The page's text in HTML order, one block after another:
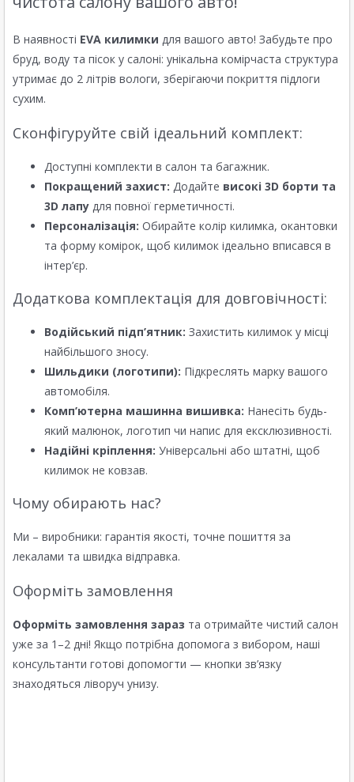
В наявності EVA килимки для вашого авто! Забудьте про
бруд, воду та пісок у салоні: унікальна комірчаста структура
утримає до 2 літрів вологи, зберігаючи покриття підлоги
сухим.
Сконфігуруйте свій ідеальний комплект:
Доступні комплекти в салон та багажник.
Покращений захист: Додайте високі 3D борти та
3D лапу для повної герметичності.
Персоналізація: Обирайте колір килимка, окантовки
та форму комірок, щоб килимок ідеально вписався в
інтер’єр.
Додаткова комплектація для довговічності:
Водійський підп’ятник: Захистить килимок у місці
найбільшого зносу.
Шильдики (логотипи): Підкреслять марку вашого
автомобіля.
Комп’ютерна машинна вишивка: Нанесіть будь-
який малюнок, логотип чи напис для ексклюзивності.
Надійні кріплення: Універсальні або штатні, щоб
килимок не ковзав.
Чому обирають нас?
Ми – виробники: гарантія якості, точне пошиття за
лекалами та швидка відправка.
Оформіть замовлення
Оформіть замовлення зараз та отримайте чистий салон
уже за 1–2 дні! Якщо потрібна допомога з вибором, наші
консультанти готові допомогти — кнопки зв’язку
знаходяться ліворуч унизу.